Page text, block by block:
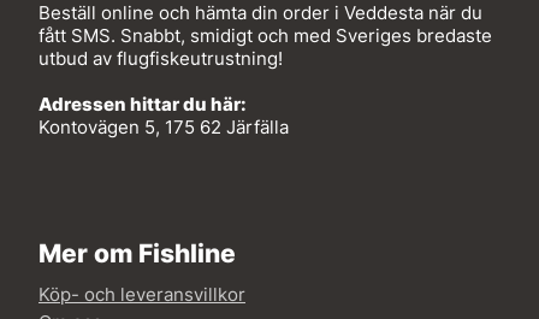
Beställ online och hämta din order i Veddesta när du
fått SMS. Snabbt, smidigt och med Sveriges bredaste
utbud av flugfiskeutrustning!
Adressen hittar du här:
Kontovägen 5, 175 62 Järfälla
Mer om Fishline
Köp- och leveransvillkor